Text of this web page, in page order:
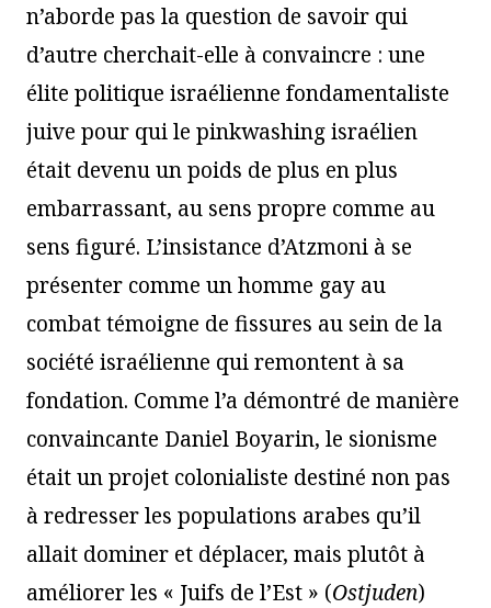
n’aborde pas la question de savoir qui
d’autre cherchait-elle à convaincre : une
élite politique israélienne fondamentaliste
juive pour qui le pinkwashing israélien
était devenu un poids de plus en plus
embarrassant, au sens propre comme au
sens figuré. L’insistance d’Atzmoni à se
présenter comme un homme gay au
combat témoigne de fissures au sein de la
société israélienne qui remontent à sa
fondation. Comme l’a démontré de manière
convaincante Daniel Boyarin, le sionisme
était un projet colonialiste destiné non pas
à redresser les populations arabes qu’il
allait dominer et déplacer, mais plutôt à
améliorer les « Juifs de l’Est » (Ostjuden)